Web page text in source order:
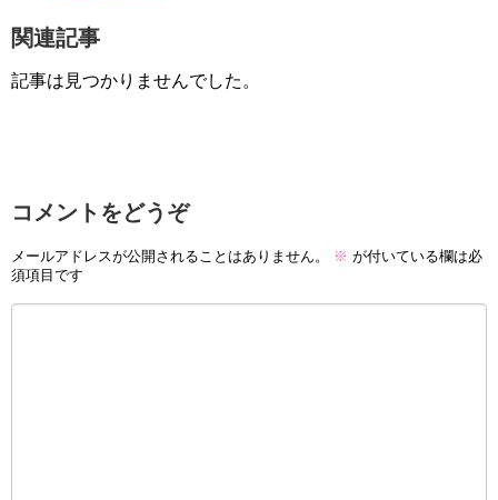
関連記事
記事は見つかりませんでした。
コメントをどうぞ
メールアドレスが公開されることはありません。 ※ が付いている欄は必
須項目です